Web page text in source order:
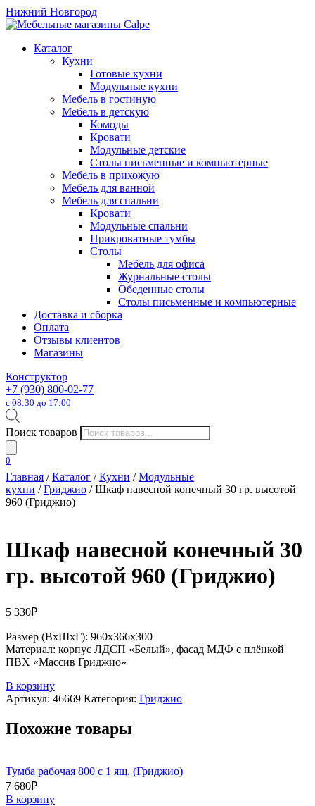
Нижний Новгород
Каталог
Кухни
Готовые кухни
Модульные кухни
Мебель в гостиную
Мебель в детскую
Комоды
Кровати
Модульные детские
Столы письменные и компьютерные
Мебель в прихожую
Мебель для ванной
Мебель для спальни
Кровати
Модульные спальни
Прикроватные тумбы
Столы
Мебель для офиса
Журнальные столы
Обеденные столы
Столы письменные и компьютерные
Доставка и сборка
Оплата
Отзывы клиентов
Магазины
Конструктор
+7 (930) 800-02-77
с 08:30 до 17:00
Поиск товаров
0
Главная /Каталог /Кухни /Модульные
кухни /Гриджио / Шкаф навесной конечный 30 гр. высотой
960 (Гриджио)
Шкаф навесной конечный 30
гр. высотой 960 (Гриджио)
5 330₽
Размер (ВхШхГ): 960х366х300
Материал: корпус ЛДСП «Белый», фасад МДФ с плёнкой
ПВХ «Массив Гриджио»
В корзину
Артикул: 46669 Категория: Гриджио
Похожие товары
Тумба рабочая 800 с 1 ящ. (Гриджио)
7 680₽
В корзину